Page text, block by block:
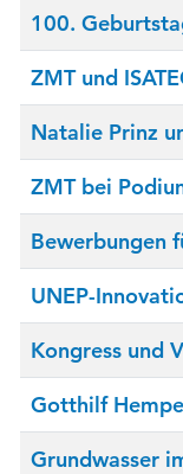
100.
ZMT und
Natalie Prinz
ZMT bei
Bewerbungen
UNEP-
Kongress und
Gotthilf
Grundwasser